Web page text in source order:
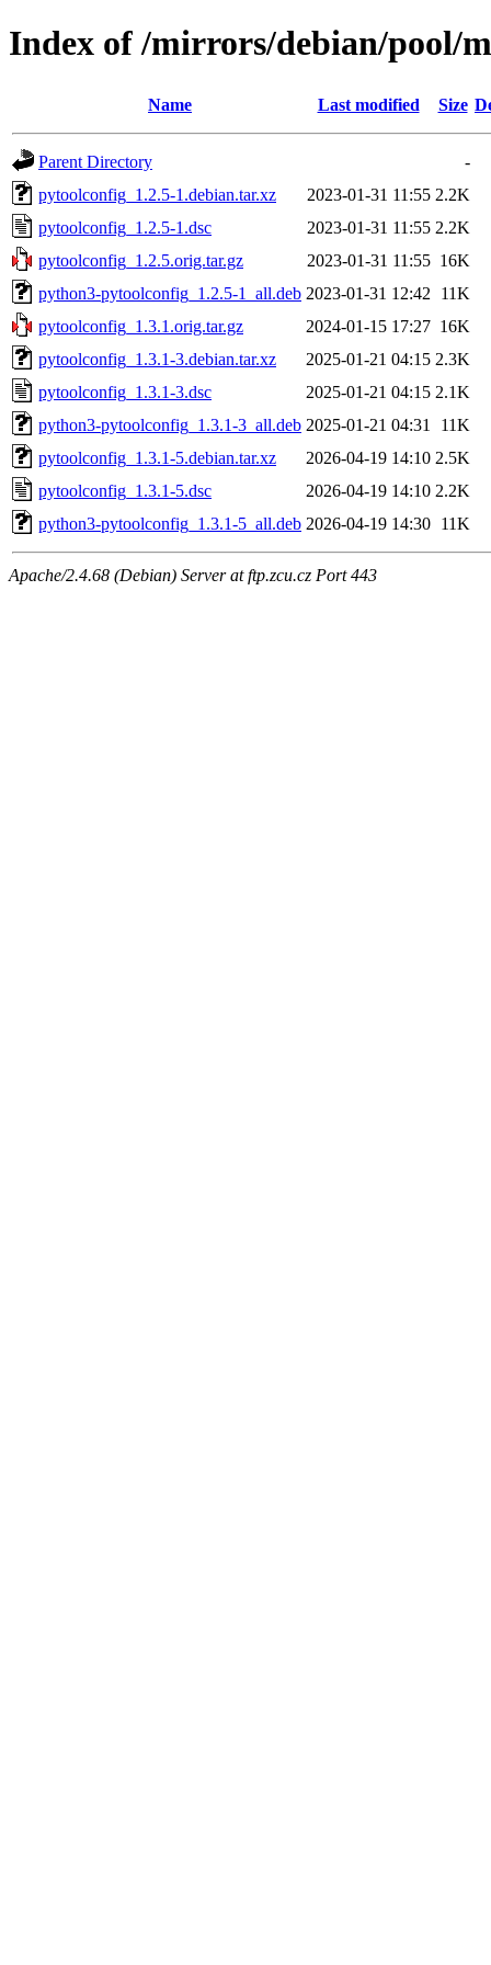
Index of /mirrors/debian/pool/
Name Last modified Size
Parent Directory
-
pytoolconfig_1.2.5-1.debian.tar.xz
2023-01-31 11:55 2.2K
pytoolconfig_1.2.5-1.dsc
2023-01-31 11:55 2.2K
pytoolconfig_1.2.5.orig.tar.gz
2023-01-31 11:55 16K
python3-pytoolconfig_1.2.5-1_all.deb 2023-01-31 12:42
11K
pytoolconfig_1.3.1.orig.tar.gz
2024-01-15 17:27 16K
pytoolconfig_1.3.1-3.debian.tar.xz
2025-01-21 04:15 2.3K
pytoolconfig_1.3.1-3.dsc
2025-01-21 04:15 2.1K
python3-pytoolconfig_1.3.1-3_all.deb 2025-01-21 04:31
11K
pytoolconfig_1.3.1-5.debian.tar.xz
2026-04-19 14:10 2.5K
pytoolconfig_1.3.1-5.dsc
2026-04-19 14:10 2.2K
python3-pytoolconfig_1.3.1-5_all.deb 2026-04-19 14:30 11K
Apache/2.4.68 (Debian) Server at ftp.zcu.cz Port 443